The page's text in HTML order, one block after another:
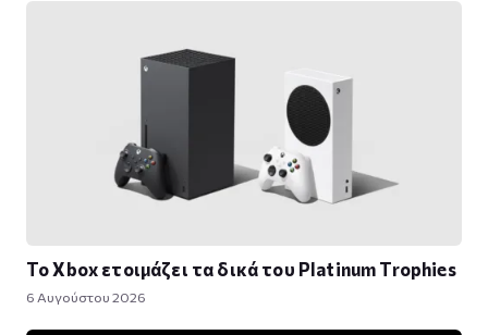
Το Xbox ετοιμάζει τα δικά του Platinum Trophies
6 Αυγούστου 2026